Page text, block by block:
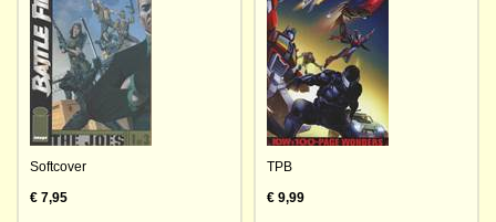
Softcover
€ 7,95
TPB
€ 9,99